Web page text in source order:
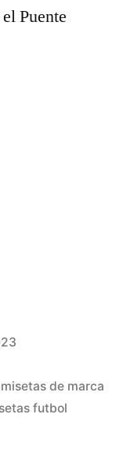
Puente
de marca
futbol